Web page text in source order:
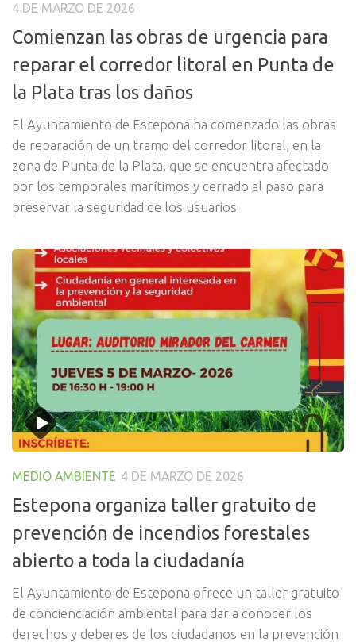
4 DE MARZO DE 2026
Comienzan las obras de urgencia para
reparar el corredor litoral en Punta de
la Plata tras los daños
El Ayuntamiento de Estepona ha comenzado las obras
de reparación de un tramo del corredor litoral, en la
zona de Punta de la Plata, que se encuentra afectado
por los temporales marítimos y cerrado al paso para
preservar la seguridad de los usuarios
MEDIO AMBIENTE 4 DE MARZO DE 2026
Estepona organiza taller gratuito de
prevención de incendios forestales
abierto a toda la ciudadanía
El Ayuntamiento de Estepona ofrece un taller gratuito
de concienciación ambiental para dar a conocer los
derechos y deberes de los ciudadanos en la prevención